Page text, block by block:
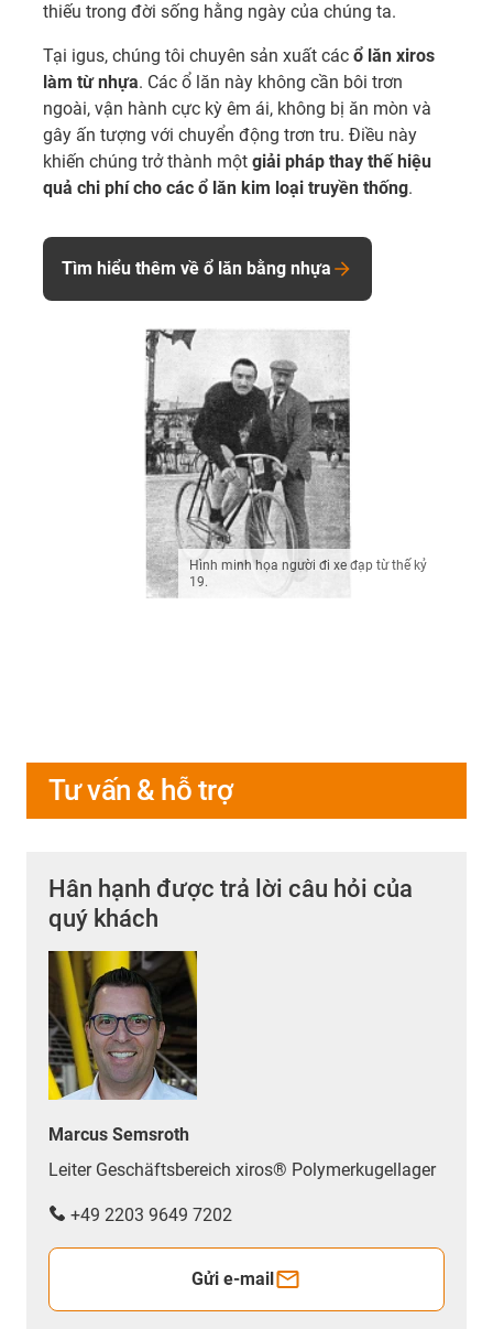
thiếu trong đời sống hằng ngày của chúng ta.
Tại igus, chúng tôi chuyên sản xuất các ổ lăn xiros
làm từ nhựa. Các ổ lăn này không cần bôi trơn
ngoài, vận hành cực kỳ êm ái, không bị ăn mòn và
gây ấn tượng với chuyển động trơn tru. Điều này
khiến chúng trở thành một giải pháp thay thế hiệu
quả chi phí cho các ổ lăn kim loại truyền thống.
Tìm hiểu thêm về ổ lăn bằng nhựa
Hình minh họa người đi xe đạp từ thế kỷ
19.
Tư vấn & hỗ trợ
Hân hạnh được trả lời câu hỏi của
quý khách
Marcus Semsroth
Leiter Geschäftsbereich xiros® Polymerkugellager
+49 2203 9649 7202
Gửi e-mail